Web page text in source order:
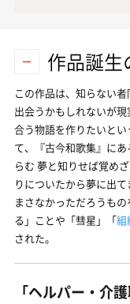
作品誕生
この作品は、知らない
出会うかもしれないが
合う物語を作りたいと
て、『古今和歌集』に
らむ 夢と知りせば覚め
りについたから夢に出
まさなかっただろうも
る」ことや「彗星」「組
された。
「ヘルパー・介